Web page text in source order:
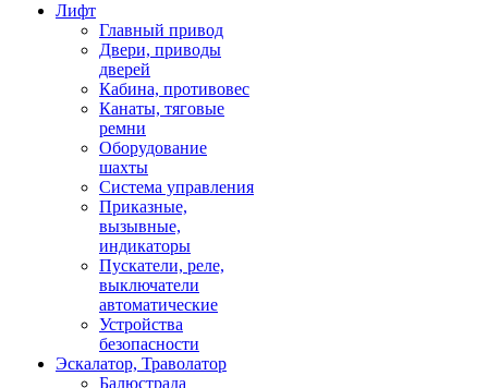
Лифт
Главный привод
Двери, приводы
дверей
Кабина, противовес
Канаты, тяговые
ремни
Оборудование
шахты
Система управления
Приказные,
вызывные,
индикаторы
Пускатели, реле,
выключатели
автоматические
Устройства
безопасности
Эскалатор, Траволатор
Балюстрада